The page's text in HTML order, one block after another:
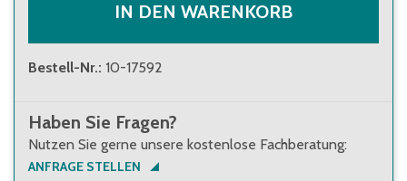
IN DEN WARENKORB
Bestell-Nr.: 10-17592
Haben Sie Fragen?
Nutzen Sie gerne unsere kostenlose Fachberatung:
ANFRAGE STELLEN